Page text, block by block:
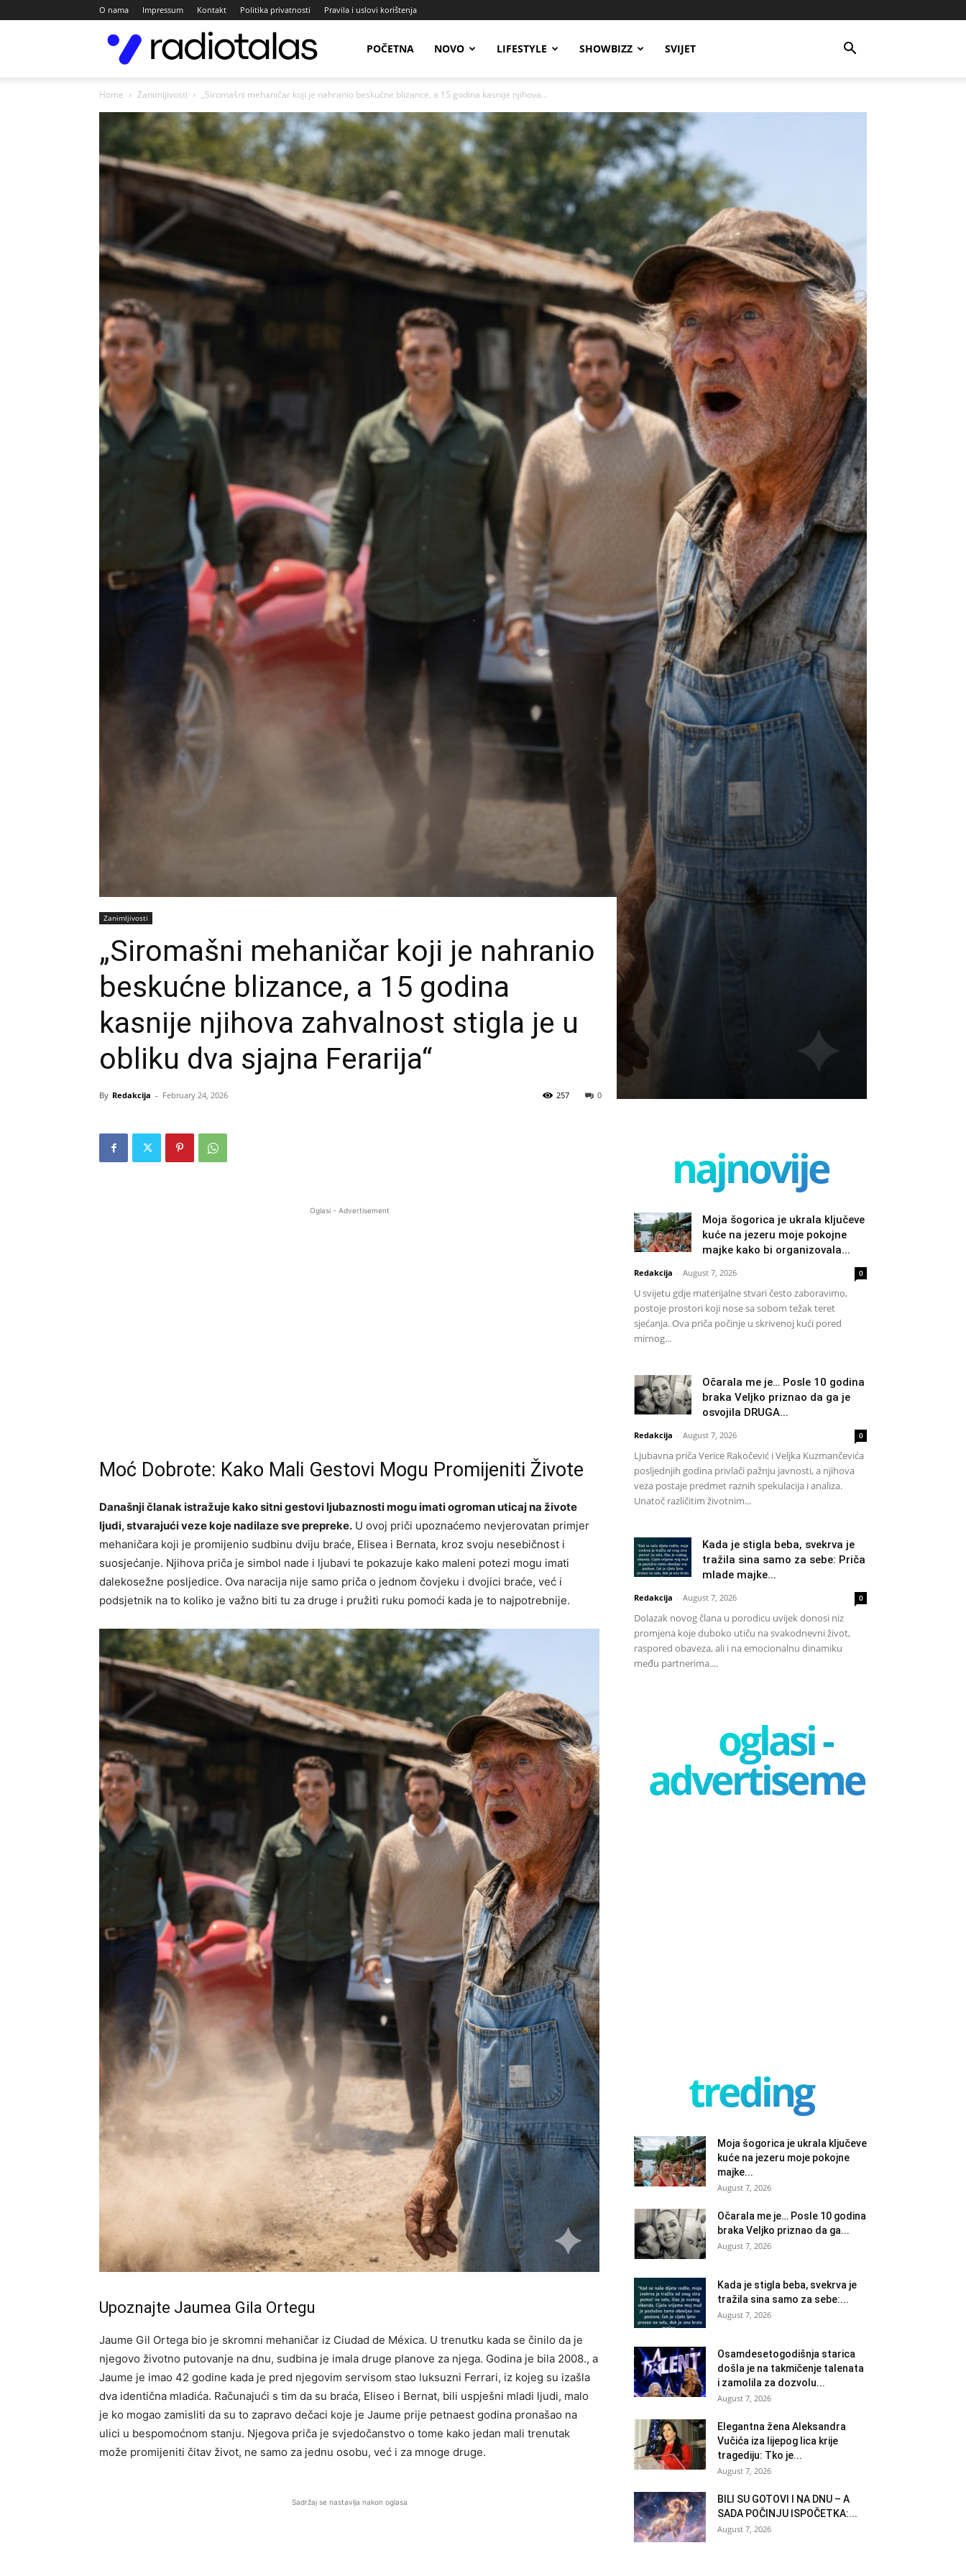
O nama Impressum Kontakt Politika privatnosti Pravila i uslovi korištenja
POČETNA NOVO LIFESTYLE SHOWBIZZ SVIJET
Home Zanimljivosti „Siromašni mehaničar koji je nahranio beskućne blizance, a 15 godina kasnije njihova...
Zanimljivosti
„Siromašni mehaničar koji je nahranio
beskućne blizance, a 15 godina
kasnije njihova zahvalnost stigla je u
obliku dva sjajna Ferarija“
By Redakcija - February 24, 2026 0
257
Oglasi - Advertisement
Moć Dobrote: Kako Mali Gestovi Mogu Promijeniti Živote
Današnji članak istražuje kako sitni gestovi ljubaznosti mogu imati ogroman uticaj na živote
ljudi, stvarajući veze koje nadilaze sve prepreke. U ovoj priči upoznaćemo nevjerovatan primjer
mehaničara koji je promijenio sudbinu dviju braće, Elisea i Bernata, kroz svoju nesebičnost i
suosjećanje. Njihova priča je simbol nade i ljubavi te pokazuje kako maleni potezi mogu imati
dalekosežne posljedice. Ova naracija nije samo priča o jednom čovjeku i dvojici braće, već i
podsjetnik na to koliko je važno biti tu za druge i pružiti ruku pomoći kada je to najpotrebnije.
Upoznajte Jaumea Gila Ortegu
Jaume Gil Ortega bio je skromni mehaničar iz Ciudad de Méxica. U trenutku kada se činilo da je
njegovo životno putovanje na dnu, sudbina je imala druge planove za njega. Godina je bila 2008., a
Jaume je imao 42 godine kada je pred njegovim servisom stao luksuzni Ferrari, iz kojeg su izašla
dva identična mladića. Računajući s tim da su braća, Eliseo i Bernat, bili uspješni mladi ljudi, malo
je ko mogao zamisliti da su to zapravo dečaci koje je Jaume prije petnaest godina pronašao na
ulici u bespomoćnom stanju. Njegova priča je svjedočanstvo o tome kako jedan mali trenutak
može promijeniti čitav život, ne samo za jednu osobu, već i za mnoge druge.
Sadržaj se nastavlja nakon oglasa
najnovije
Moja šogorica je ukrala ključeve
kuće na jezeru moje pokojne
majke kako bi organizovala...
Redakcija - August 7, 2026 0
U svijetu gdje materijalne stvari često zaboravimo,
postoje prostori koji nose sa sobom težak teret
sjećanja. Ova priča počinje u skrivenoj kući pored
mirnog...
Očarala me je… Posle 10 godina
braka Veljko priznao da ga je
osvojila DRUGA...
Redakcija - August 7, 2026 0
Ljubavna priča Verice Rakočević i Veljka Kuzmančevića
posljednjih godina privlači pažnju javnosti, a njihova
veza postaje predmet raznih spekulacija i analiza.
Unatoč različitim životnim...
Kada je stigla beba, svekrva je
tražila sina samo za sebe: Priča
mlade majke...
Redakcija - August 7, 2026 0
Dolazak novog člana u porodicu uvijek donosi niz
promjena koje duboko utiču na svakodnevni život,
raspored obaveza, ali i na emocionalnu dinamiku
među partnerima....
oglasi -
advertisement
treding
Moja šogorica je ukrala ključeve
kuće na jezeru moje pokojne
majke...
August 7, 2026
Očarala me je… Posle 10 godina
braka Veljko priznao da ga...
August 7, 2026
Kada je stigla beba, svekrva je
tražila sina samo za sebe:...
August 7, 2026
Osamdesetogodišnja starica
došla je na takmičenje talenata
i zamolila za dozvolu...
August 7, 2026
Elegantna žena Aleksandra
Vučića iza lijepog lica krije
tragediju: Tko je...
August 7, 2026
BILI SU GOTOVI I NA DNU – A
SADA POČINJU ISPOČETKA:...
August 7, 2026